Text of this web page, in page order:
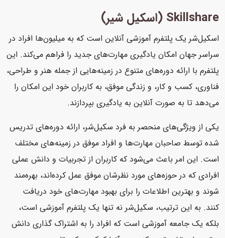
Skillshare (اسکیل شیر)
اسکیل‌شر یک پلتفرم آموزشی آنلاین است که به میلیون‌ها افراد در
سراسر جهان امکان یادگیری مهارت‌های جدید را فراهم می‌کند. این
پلتفرم با ارائه دوره‌های متنوع در زمینه‌هایی از جمله هنر و طراحی،
فناوری، کسب و کار، و زندگی موفق، به کاربران خود این امکان را
می‌دهد تا به صورت آنلاین به یادگیری بپردازند.
یکی از ویژگی‌های منحصر به فرد سکیل‌شر، ارائه دوره‌های تدریس
شده توسط صاحبان مهارت‌ها و افراد موفق در زمینه‌های مختلف
است. این امر باعث می‌شود که کاربران از تجربیات و دانش عملی
افرادی که در حوزه‌های مورد نظرشان موفق عمل کرده‌اند، بهره‌مند
شوند و بهترین اطلاعات را برای بهبود مهارت‌های خود دریافت
کنند. به این ترتیب، سکیل‌شر نه تنها یک پلتفرم آموزشی است،
بلکه یک جامعه آموزشی است که افراد را به اشتراک گذاری دانش